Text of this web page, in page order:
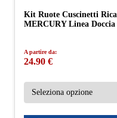
Kit Ruote Cuscinetti
MERCURY Linea Doccia
A partire da:
24.90 €